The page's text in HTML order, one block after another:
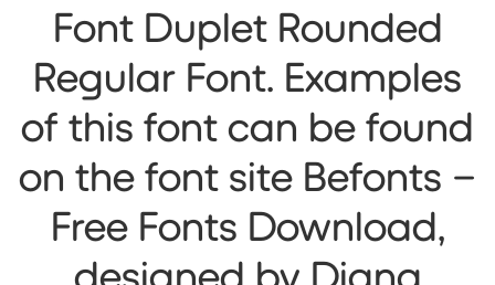
Font Duplet Rounded
Regular Font. Examples
of this font can be found
on the font site Befonts –
Free Fonts Download,
designed by Diana